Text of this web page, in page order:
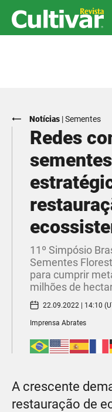
Notícias |Sementes
Redes
11º Simpósio
Sementes
para cumprir
milhões de
22.09.2022 | 14:10
Imprensa Abrates
A crescente
restauração de